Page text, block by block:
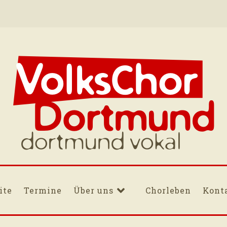
Volkschor
dienstags im Wilhelm-Hansmann-Haus Dortmund
Termine Über uns Chorleben